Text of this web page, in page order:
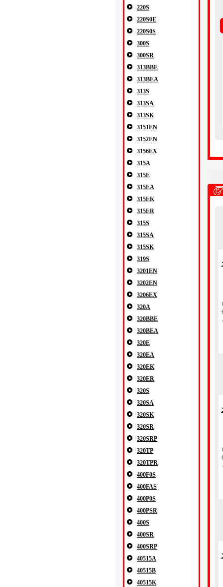
220S
220S0E
220S0S
300S
300SR
313BBE
313BEA
313S
313SA
313SK
3151EN
3152EN
3156EX
315A
315E
315EA
315EK
315ER
315S
315SA
315SK
319S
3201EN
3202EN
3206EX
320A
320BBE
320BEA
320E
320EA
320EK
320ER
320S
320SA
320SK
320SR
320SRP
320TP
320TPR
400F0S
400FAS
400P0S
400PSR
400S
400SR
400SRP
40515A
40515B
40515K